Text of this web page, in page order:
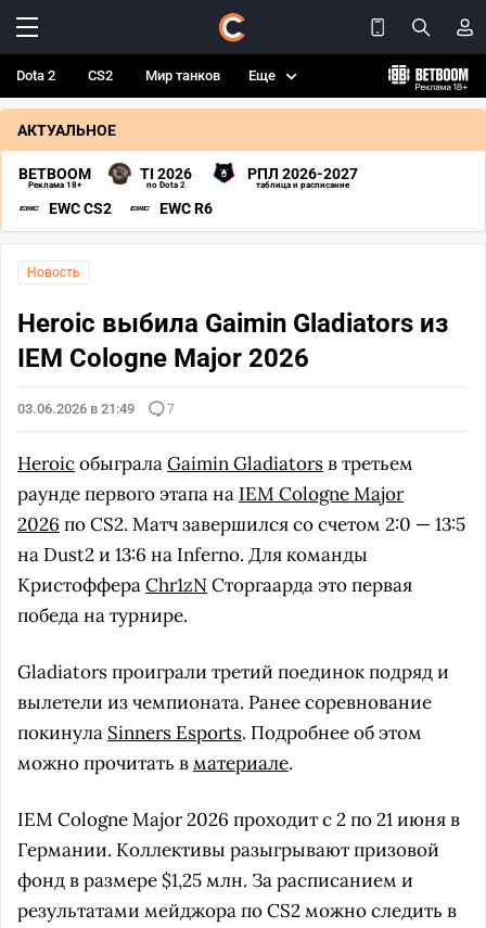
Dota 2 CS2 Мир танков Еще
АКТУАЛЬНОЕ
BETBOOM
Реклама 18+
TI 2026
по Dota 2
РПЛ 2026-2027
таблица и расписание
EWC CS2 EWC R6
Новость
Heroic выбила Gaimin Gladiators из
IEM Cologne Major 2026
03.06.2026 в 21:49 7
HeroicобыгралаGaimin Gladiatorsв третьем
раунде первого этапа на IEM Cologne Major
2026 по CS2. Матч завершился со счетом 2:0 — 13:5
на Dust2 и 13:6 на Inferno. Для команды
КристоффераChr1zNСторгаарда это первая
победа на турнире.
Gladiators проиграли третий поединок подряд и
вылетели из чемпионата. Ранее соревнование
покинула Sinners Esports. Подробнее об этом
можно прочитать вматериале.
IEM Cologne Major 2026 проходит с 2 по 21 июня в
Германии. Коллективы разыгрывают призовой
фонд в размере $1,25 млн. За расписанием и
результатами мейджора по CS2 можно следить в